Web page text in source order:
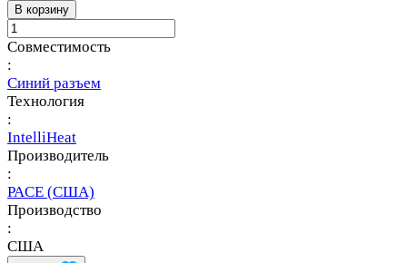
В корзину
Совместимость
:
Синий разъем
Технология
:
IntelliHeat
Производитель
:
PACE (США)
Производство
:
США